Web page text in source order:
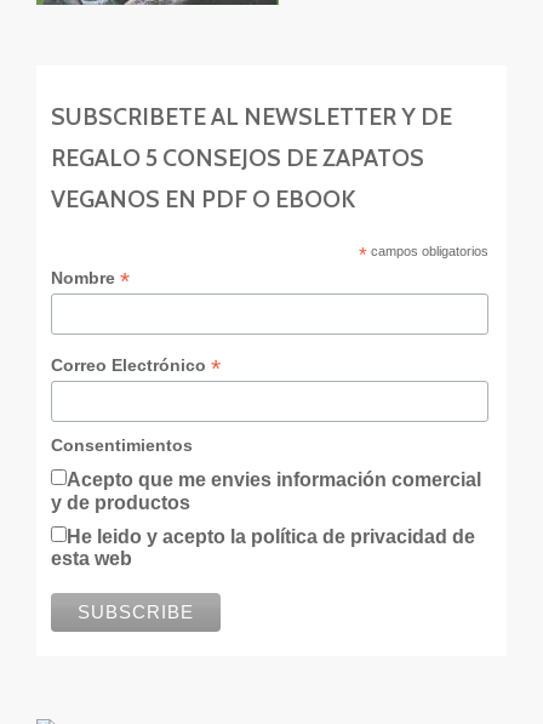
SUBSCRIBETE AL NEWSLETTER Y DE
REGALO 5 CONSEJOS DE ZAPATOS
VEGANOS EN PDF O EBOOK
*campos obligatorios
Nombre *
Correo Electrónico *
Consentimientos
Acepto que me envies información comercial
y de productos
He leido y acepto la política de privacidad de
esta web